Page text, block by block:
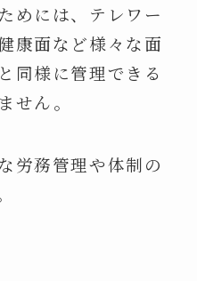
めには、テレワー
康面など様々な面
同様に管理できる
せん。
労務管理や体制の